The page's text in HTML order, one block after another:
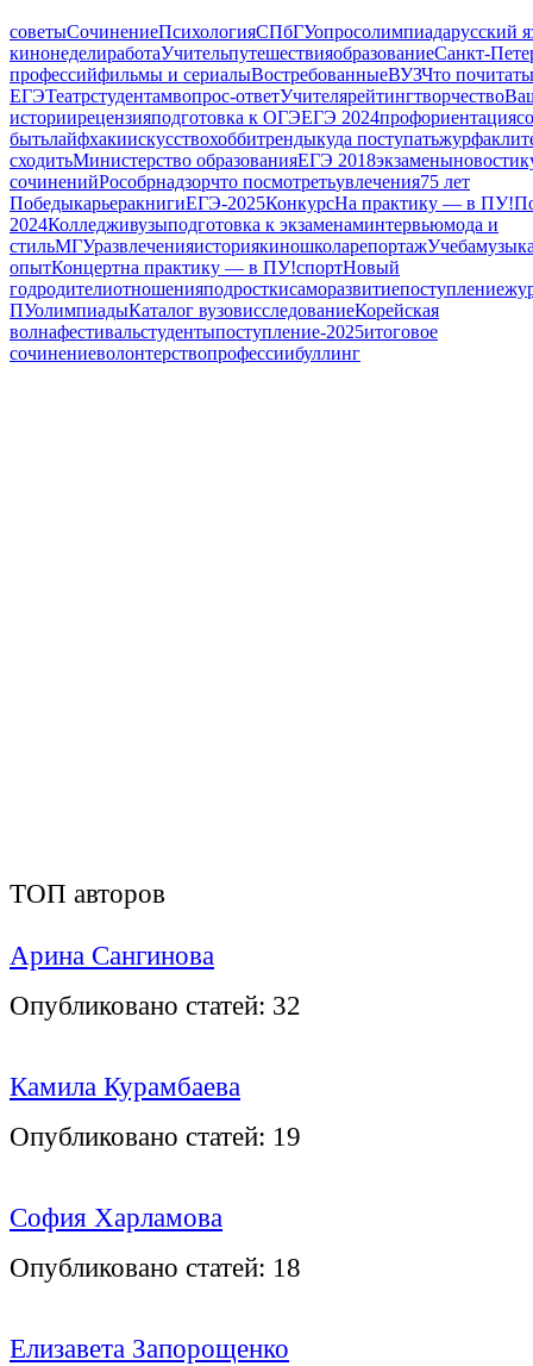
советыСочинениеПсихологияСПбГУопросолимпиадарусский
кинонеделиработаУчительпутешествияобразованиеСанкт-
профессийфильмы и сериалыВостребованныеВУЗЧто почитать
ЕГЭТеатрстудентамвопрос-ответУчителярейтингтворчество
историирецензияподготовка к ОГЭЕГЭ 2024профориентация
бытьлайфхакиискусствохоббитрендыкуда поступатьжурфак
сходитьМинистерство образованияЕГЭ 2018экзаменыновости
сочиненийРособрнадзорчто посмотретьувлечения75 лет
ПобедыкарьеракнигиЕГЭ-2025КонкурсНа практику — в ПУ!
2024Колледживузыподготовка к экзаменаминтервьюмода и
стильМГУразвлеченияисториякиношколарепортажУчеба
опытКонцертна практику — в ПУ!спортНовый
годродителиотношенияподросткисаморазвитиепоступление
ПУолимпиадыКаталог вузовисследованиеКорейская
волнафестивальстудентыпоступление-2025итоговое
сочинениеволонтерствопрофессиибуллинг
ТОП авторов
Арина Сангинова
Опубликовано статей: 32
Камила Курамбаева
Опубликовано статей: 19
София Харламова
Опубликовано статей: 18
Елизавета Запорощенко